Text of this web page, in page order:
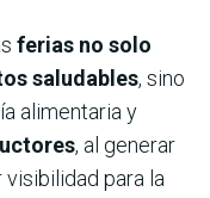
ferias no solo
saludables, sino
alimentaria y
, al generar
para la